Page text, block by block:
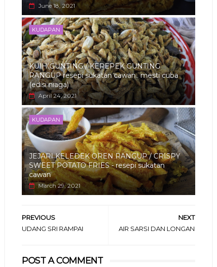
June 18, 2021
KUDAPAN
KUIH GUNTING / KEREPEK GUNTING
RANGUP resepi sukatan cawan.. mesti cuba
(edisi niaga)
April 24, 2021
KUDAPAN
JEJARI KELEDEK OREN RANGUP / CRISPY
SWEET POTATO FRIES - resepi sukatan
cawan
March 29, 2021
NEXT
AIR SARSI DAN LONGAN
PREVIOUS
UDANG SRI RAMPAI
POST A COMMENT